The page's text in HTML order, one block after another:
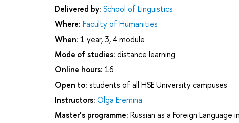
Delivered by: School of Linguistics
Where: Faculty of Humanities
When: 1 year, 3, 4 module
Mode of studies: distance learning
Online hours: 16
Open to: students of all HSE University campuses
Instructors: Olga Eremina
Master’s programme: Russian as a Foreign